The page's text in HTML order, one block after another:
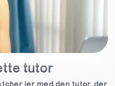
tutor